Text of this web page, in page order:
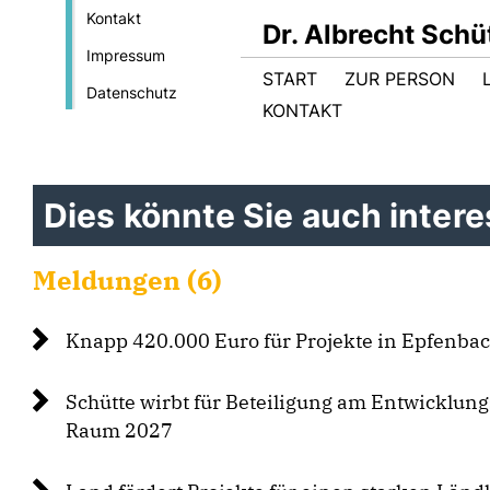
Kontakt
Impressum
Datenschutz
Dr. Albrecht
START ZUR PERSON
KONTAKT
Dies könnte Sie auch
Meldungen (6)
Knapp 420.000 Euro für Projekte in
Schütte wirbt für Beteiligung am
Raum 2027